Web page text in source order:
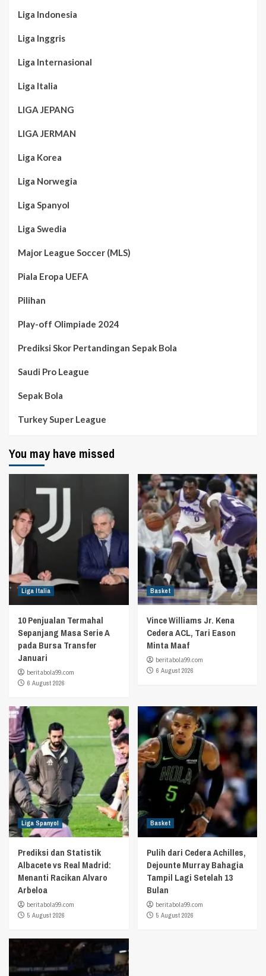
Liga Indonesia
Liga Inggris
Liga Internasional
Liga Italia
LIGA JEPANG
LIGA JERMAN
Liga Korea
Liga Norwegia
Liga Spanyol
Liga Swedia
Major League Soccer (MLS)
Piala Eropa UEFA
Pilihan
Play-off Olimpiade 2024
Prediksi Skor Pertandingan Sepak Bola
Saudi Pro League
Sepak Bola
Turkey Super League
You may have missed
Liga Italia
10 Penjualan Termahal
Sepanjang Masa Serie A
pada Bursa Transfer
Januari
beritabola99.com
6 August 2026
Basket
Vince Williams Jr. Kena
Cedera ACL, Tari Eason
Minta Maaf
beritabola99.com
6 August 2026
Liga Spanyol
Prediksi dan Statistik
Albacete vs Real Madrid:
Menanti Racikan Alvaro
Arbeloa
beritabola99.com
5 August 2026
Basket
Pulih dari Cedera Achilles,
Dejounte Murray Bahagia
Tampil Lagi Setelah 13
Bulan
beritabola99.com
5 August 2026